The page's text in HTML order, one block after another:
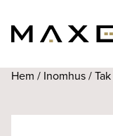
Hem / Inomhus/Tak